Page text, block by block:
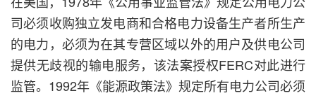
司必须收购独立发电商和合格电力设备生产者所生产
的电力，必须为在其专营区域以外的用户及供电公司
提供无歧视的输电服务，该法案授权FERC对此进行
监管。1992年《能源政策法》规定所有电力公司必须